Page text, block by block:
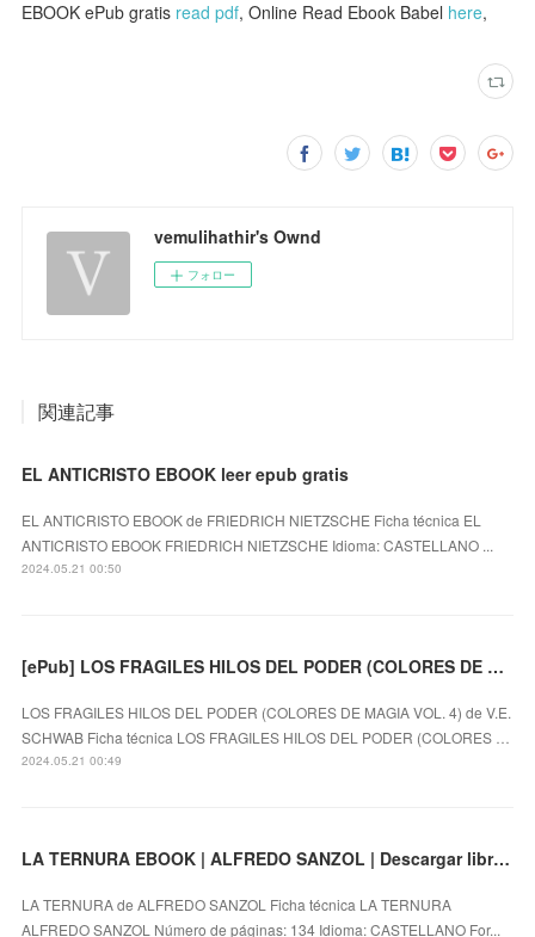
EBOOK ePub gratis read pdf, Online Read Ebook Babel here,
vemulihathir's Ownd
フォロー
関連記事
EL ANTICRISTO EBOOK leer epub gratis
EL ANTICRISTO EBOOK de FRIEDRICH NIETZSCHE Ficha técnica EL
ANTICRISTO EBOOK FRIEDRICH NIETZSCHE Idioma: CASTELLANO ...
2024.05.21 00:50
[ePub] LOS FRAGILES HILOS DEL PODER (COLORES DE MAGIA VOL. 4) descargar gratis
LOS FRAGILES HILOS DEL PODER (COLORES DE MAGIA VOL. 4) de V.E.
SCHWAB Ficha técnica LOS FRAGILES HILOS DEL PODER (COLORES …
2024.05.21 00:49
LA TERNURA EBOOK | ALFREDO SANZOL | Descargar libro PDF EPUB
LA TERNURA de ALFREDO SANZOL Ficha técnica LA TERNURA
ALFREDO SANZOL Número de páginas: 134 Idioma: CASTELLANO For...